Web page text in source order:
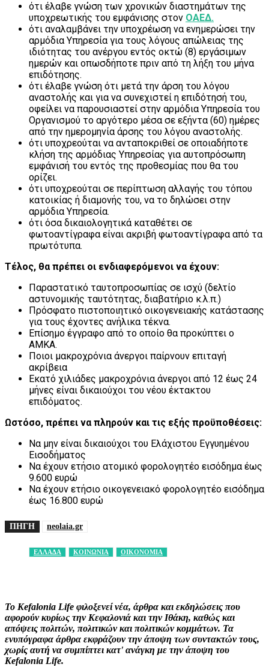
ότι έλαβε γνώση των χρονικών διαστημάτων της
υποχρεωτικής του εμφάνισης στον ΟΑΕΔ.
ότι αναλαμβάνει την υποχρέωση να ενημερώσει την
αρμόδια Υπηρεσία για τους λόγους απώλειας της
ιδιότητας του ανέργου εντός οκτώ (8) εργάσιμων
ημερών και οπωσδήποτε πριν από τη λήξη του μήνα
επιδότησης.
ότι έλαβε γνώση ότι μετά την άρση του λόγου
αναστολής και για να συνεχιστεί η επιδότησή του,
οφείλει να παρουσιαστεί στην αρμόδια Υπηρεσία του
Οργανισμού το αργότερο μέσα σε εξήντα (60) ημέρες
από την ημερομηνία άρσης του λόγου αναστολής.
ότι υποχρεούται να ανταποκριθεί σε οποιαδήποτε
κλήση της αρμόδιας Υπηρεσίας για αυτοπρόσωπη
εμφάνισή του εντός της προθεσμίας που θα του
ορίζει.
ότι υποχρεούται σε περίπτωση αλλαγής του τόπου
κατοικίας ή διαμονής του, να το δηλώσει στην
αρμόδια Υπηρεσία.
ότι όσα δικαιολογητικά καταθέτει σε
φωτοαντίγραφα είναι ακριβή φωτοαντίγραφα από τα
πρωτότυπα.
Τέλος, θα πρέπει οι ενδιαφερόμενοι να έχουν:
Παραστατικό ταυτοπροσωπίας σε ισχύ (δελτίο
αστυνομικής ταυτότητας, διαβατήριο κ.λ.π.)
Πρόσφατο πιστοποιητικό οικογενειακής κατάστασης
για τους έχοντες ανήλικα τέκνα.
Επίσημο έγγραφο από το οποίο θα προκύπτει ο
ΑΜΚΑ.
Ποιοι μακροχρόνια άνεργοι παίρνουν επιταγή
ακρίβεια
Εκατό χιλιάδες μακροχρόνια άνεργοι από 12 έως 24
μήνες είναι δικαιούχοι του νέου έκτακτου
επιδόματος.
Ωστόσο, πρέπει να πληρούν και τις εξής προϋποθέσεις:
Να μην είναι δικαιούχοι του Ελάχιστου Εγγυημένου
Εισοδήματος
Να έχουν ετήσιο ατομικό φορολογητέο εισόδημα έως
9.600 ευρώ
Να έχουν ετήσιο οικογενειακό φορολογητέο εισόδημα
έως 16.800 ευρώ
ΠΗΓΗ neolaia.gr
ΕΛΛΑΔΑ ΚΟΙΝΩΝΙΑ ΟΙΚΟΝΟΜΙΑ
Το Kefalonia Life φιλοξενεί νέα, άρθρα και εκδηλώσεις που
αφορούν κυρίως την Κεφαλονιά και την Ιθάκη, καθώς και
απόψεις πολιτών, πολιτικών και πολιτικών κομμάτων. Τα
ενυπόγραφα άρθρα εκφράζουν την άποψη των συντακτών τους,
χωρίς αυτή να συμπίπτει κατ' ανάγκη με την άποψη του
Kefalonia Life.